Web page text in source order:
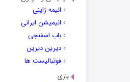
انیمه ژاپنی
انیمیشن ایرانی
باب اسفنجی
دیرین دیرین
فوتبالیست ها
بازی